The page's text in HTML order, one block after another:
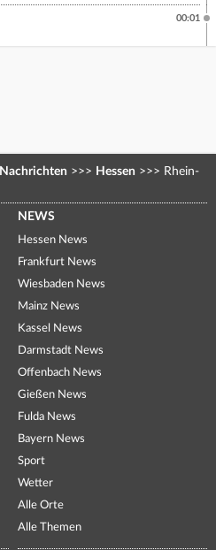
00:01
Nachrichten >>> Hessen >>> Rhein-
NEWS
Hessen News
Frankfurt News
Wiesbaden News
Mainz News
Kassel News
Darmstadt News
Offenbach News
Gießen News
Fulda News
Bayern News
Sport
Wetter
Alle Orte
Alle Themen